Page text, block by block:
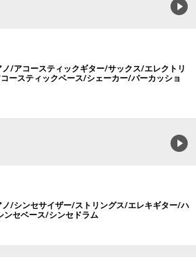
/アコースティックギター/サックス/エレクトリ
ースティックベース/シェーカー/パーカッショ
ノ/シンセサイザー/ストリングス/エレキギター/ハ
セベース/シンセドラム